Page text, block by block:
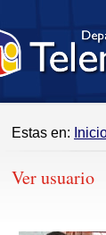
Estas en:
Ver usuario